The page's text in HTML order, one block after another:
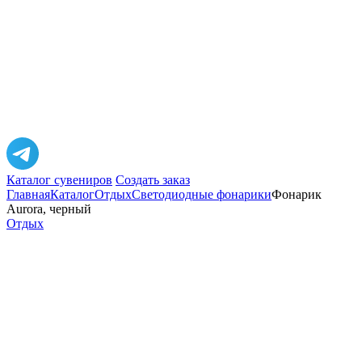
Каталог сувениров Создать заказ
ГлавнаяКаталогОтдыхСветодиодные фонарикиФонарик
Aurora, черный
Отдых